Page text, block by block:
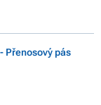
Přenosový pás